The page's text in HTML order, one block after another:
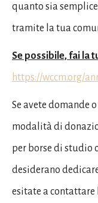
quanto sia
tramite la tua
Se possibile, fai la
https://wccm.org/
Se avete domande
modalità di
per borse di studio
desiderano
esitate a contattare